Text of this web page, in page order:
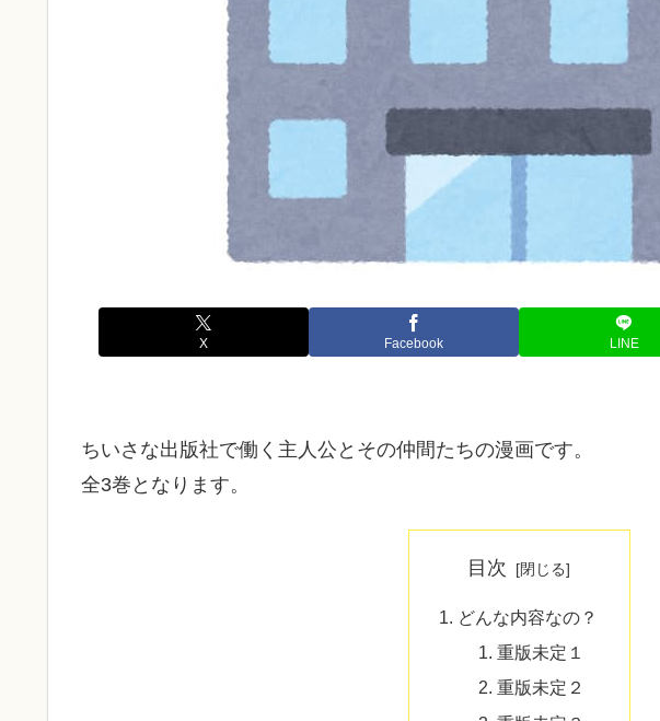
X Facebook LINE
ちいさな出版社で働く主人公とその仲間たちの漫画です。
全3巻となります。
目次
どんな内容なの？
重版未定１
重版未定２